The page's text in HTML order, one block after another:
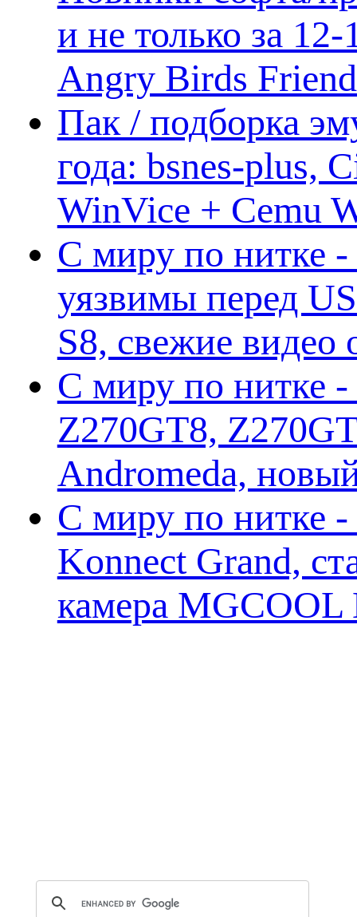
и не только за
Angry Birds
Пак / подборка
года: bsnes-plus,
WinVice + Cemu
С миру по нитке
уязвимы перед
S8, свежие
С миру по нитке -
Z270GT8,
Andromeda,
С миру по нитке -
Konnect Grand,
камера MGCOOL